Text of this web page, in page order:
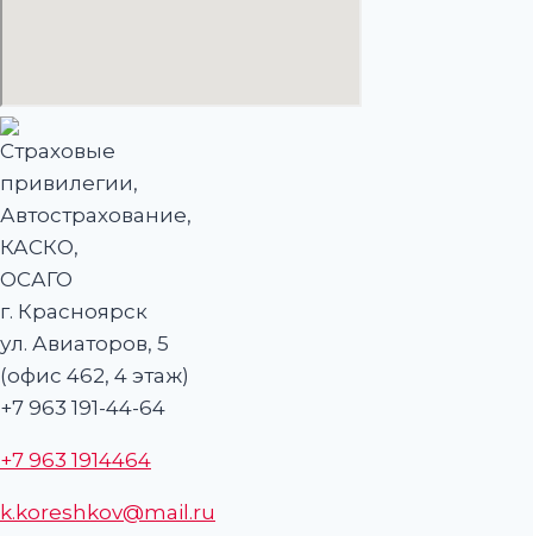
г. Красноярск
ул. Авиаторов, 5
(офис 462, 4 этаж)
+7 963 191-44-64
+7 963 1914464
k.koreshkov@mail.ru